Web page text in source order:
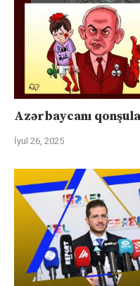
Azərbaycanı
İyul 26, 2025